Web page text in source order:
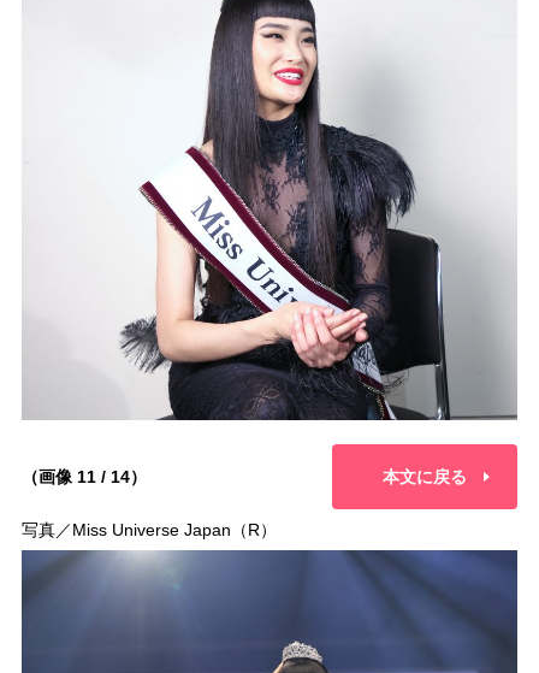
（画像 11 / 14） 本文に戻る
写真／Miss Universe Japan（R）